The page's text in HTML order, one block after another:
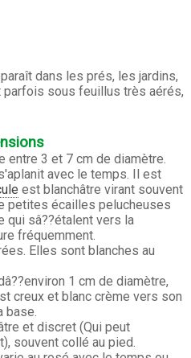
dans les prés, les jardins,
sous feuillus très aérés,
entre 3 et 7 cm de diamètre.
avec le temps. Il est
est blanchâtre virant souvent
petites écailles pelucheuses
qui sâ??étalent vers la
fréquemment.
Elles sont blanches au
1 cm de diamètre,
creux et blanc crème vers son
base.
et discret (Qui peut
souvent collé au pied.